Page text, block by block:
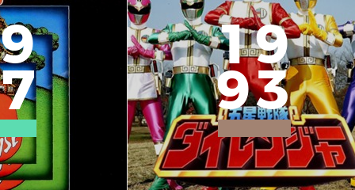
9
7
19
93